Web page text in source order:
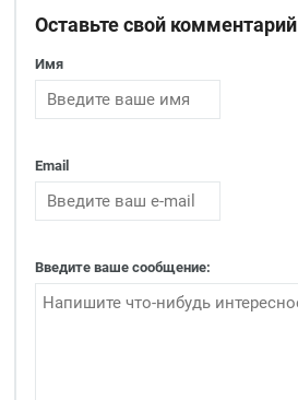
Оставьте свой комментарий
Имя
Email
Введите ваше сообщение: